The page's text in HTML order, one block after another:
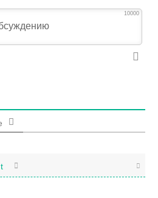
10000